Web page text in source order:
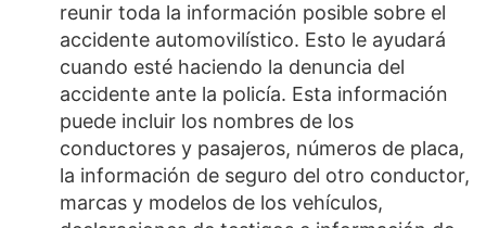
reunir toda la información posible sobre el
accidente automovilístico. Esto le ayudará
cuando esté haciendo la denuncia del
accidente ante la policía. Esta información
puede incluir los nombres de los
conductores y pasajeros, números de placa,
la información de seguro del otro conductor,
marcas y modelos de los vehículos,